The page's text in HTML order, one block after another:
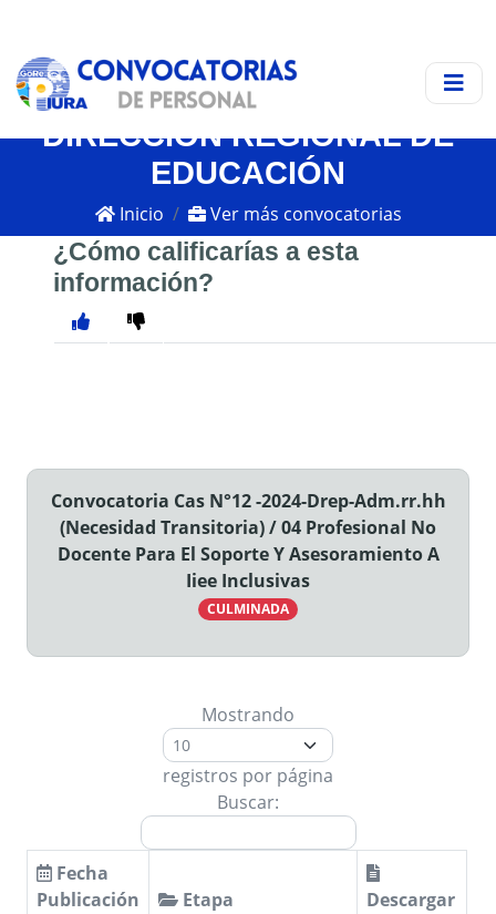
DIRECCIÓN REGIONAL DE
EDUCACIÓN
Inicio Ver más convocatorias
¿Cómo calificarías a esta
información?
Convocatoria Cas N°12 -2024-Drep-Adm.rr.hh
(Necesidad Transitoria) / 04 Profesional No
Docente Para El Soporte Y Asesoramiento A
Iiee Inclusivas
CULMINADA
Mostrando
registros por página
Buscar:
Fecha
Publicación
Etapa
Descargar